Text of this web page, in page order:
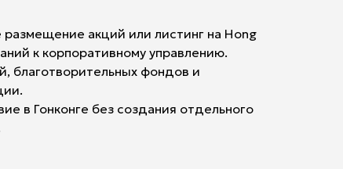
акций или листинг на Hong
к корпоративному управлению.
благотворительных фондов и
в Гонконге без создания отдельного